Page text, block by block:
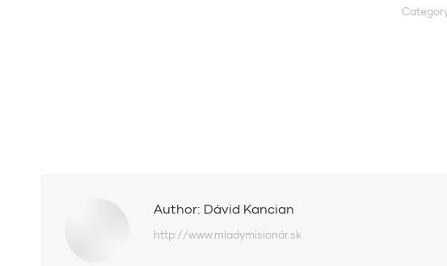
Author: Dávid Kancian
http://www.mladymisionár.sk